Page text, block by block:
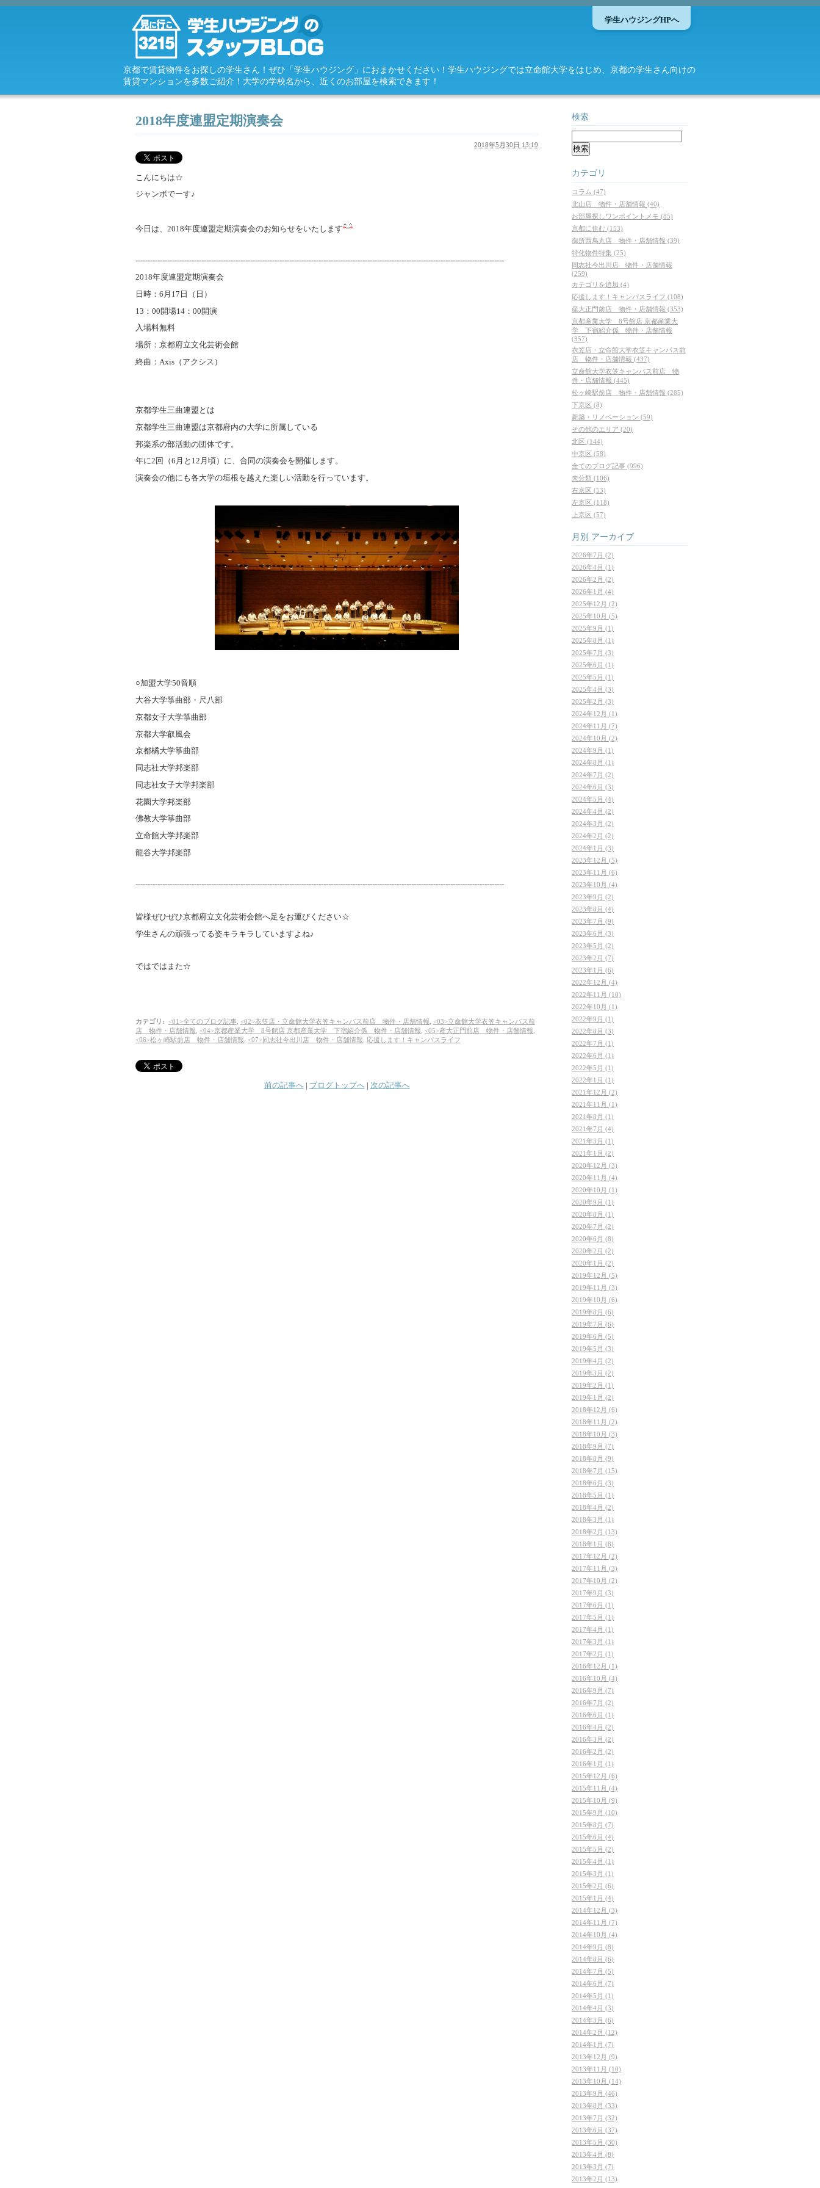
京都で賃貸物件をお探しの学生さん！ぜひ「学生ハウジング」におまかせください！学生ハウジングでは立命館大学をはじめ、京都の学生さん向けの
賃貸マンションを多数ご紹介！大学の学校名から、近くのお部屋を検索できます！
学生ハウジングHPへ
2018年度連盟定期演奏会
2018年5月30日 13:19
こんにちは☆
ジャンボでーす♪
今日は、2018年度連盟定期演奏会のお知らせをいたします
-------------------------------------------------------------------------------------------------------------------------------------------------------
2018年度連盟定期演奏会
日時：6月17日（日）
13：00開場14：00開演
入場料無料
場所：京都府立文化芸術会館
終曲：Axis（アクシス）
京都学生三曲連盟とは
京都学生三曲連盟は京都府内の大学に所属している
邦楽系の部活動の団体です。
年に2回（6月と12月頃）に、合同の演奏会を開催します。
演奏会の他にも各大学の垣根を越えた楽しい活動を行っています。
○加盟大学50音順
大谷大学箏曲部・尺八部
京都女子大学箏曲部
京都大学叡風会
京都橘大学箏曲部
同志社大学邦楽部
同志社女子大学邦楽部
花園大学邦楽部
佛教大学箏曲部
立命館大学邦楽部
龍谷大学邦楽部
-------------------------------------------------------------------------------------------------------------------------------------------------------
皆様ぜひぜひ京都府立文化芸術会館へ足をお運びください☆
学生さんの頑張ってる姿キラキラしていますよね♪
ではではまた☆
カテゴリ : <01>全てのブログ記事, <02>衣笠店・立命館大学衣笠キャンパス前店 物件・店舗情報
<03>立命館大学衣笠キャンパス前
店 物件・店舗情報
<04>京都産業大学 8号館店 京都産業大学 下宿紹介係 物件・店舗情報 <05>産大正門前店 物件・店舗情報
<06>松ヶ崎駅前店 物件・店舗情報
<07>同志社今出川店 物件・店舗情報 応援します！キャンパスライフ
前の記事へ| ブログトップへ| 次の記事へ
検索
カテゴリ
コラム (47)
北山店 物件・店舗情報 (40)
お部屋探しワンポイントメモ (85)
京都に住む (153)
御所西烏丸店 物件・店舗情報 (39)
特化物件特集 (25)
同志社今出川店 物件・店舗情報
(259)
カテゴリを追加 (4)
応援します！キャンパスライフ (108)
産大正門前店 物件・店舗情報 (353)
京都産業大学 8号館店 京都産業大
学 下宿紹介係 物件・店舗情報
(357)
衣笠店・立命館大学衣笠キャンパス前
店 物件・店舗情報 (437)
立命館大学衣笠キャンパス前店 物
件・店舗情報 (445)
松ヶ崎駅前店 物件・店舗情報 (285)
下京区 (8)
新築・リノベーション (59)
その他のエリア (20)
北区 (144)
中京区 (58)
全てのブログ記事 (996)
未分類 (106)
右京区 (53)
左京区 (118)
上京区 (57)
月別 アーカイブ
2026年7月 (2)
2026年4月 (1)
2026年2月 (2)
2026年1月 (4)
2025年12月 (2)
2025年10月 (5)
2025年9月 (1)
2025年8月 (1)
2025年7月 (3)
2025年6月 (1)
2025年5月 (1)
2025年4月 (3)
2025年2月 (3)
2024年12月 (1)
2024年11月 (7)
2024年10月 (2)
2024年9月 (1)
2024年8月 (1)
2024年7月 (2)
2024年6月 (3)
2024年5月 (4)
2024年4月 (2)
2024年3月 (2)
2024年2月 (2)
2024年1月 (3)
2023年12月 (5)
2023年11月 (6)
2023年10月 (4)
2023年9月 (2)
2023年8月 (4)
2023年7月 (9)
2023年6月 (3)
2023年5月 (2)
2023年2月 (7)
2023年1月 (6)
2022年12月 (4)
2022年11月 (10)
2022年10月 (1)
2022年9月 (1)
2022年8月 (3)
2022年7月 (1)
2022年6月 (1)
2022年5月 (1)
2022年1月 (1)
2021年12月 (2)
2021年11月 (1)
2021年8月 (1)
2021年7月 (4)
2021年3月 (1)
2021年1月 (2)
2020年12月 (3)
2020年11月 (4)
2020年10月 (1)
2020年9月 (1)
2020年8月 (1)
2020年7月 (2)
2020年6月 (8)
2020年2月 (2)
2020年1月 (2)
2019年12月 (5)
2019年11月 (3)
2019年10月 (6)
2019年8月 (6)
2019年7月 (6)
2019年6月 (5)
2019年5月 (3)
2019年4月 (2)
2019年3月 (2)
2019年2月 (1)
2019年1月 (2)
2018年12月 (6)
2018年11月 (2)
2018年10月 (3)
2018年9月 (7)
2018年8月 (9)
2018年7月 (15)
2018年6月 (3)
2018年5月 (1)
2018年4月 (2)
2018年3月 (1)
2018年2月 (13)
2018年1月 (8)
2017年12月 (2)
2017年11月 (3)
2017年10月 (2)
2017年9月 (3)
2017年6月 (1)
2017年5月 (1)
2017年4月 (1)
2017年3月 (1)
2017年2月 (1)
2016年12月 (1)
2016年10月 (4)
2016年9月 (7)
2016年7月 (2)
2016年6月 (1)
2016年4月 (2)
2016年3月 (2)
2016年2月 (2)
2016年1月 (1)
2015年12月 (6)
2015年11月 (4)
2015年10月 (9)
2015年9月 (10)
2015年8月 (7)
2015年6月 (4)
2015年5月 (2)
2015年4月 (1)
2015年3月 (1)
2015年2月 (6)
2015年1月 (4)
2014年12月 (3)
2014年11月 (7)
2014年10月 (4)
2014年9月 (8)
2014年8月 (6)
2014年7月 (5)
2014年6月 (7)
2014年5月 (1)
2014年4月 (3)
2014年3月 (6)
2014年2月 (12)
2014年1月 (7)
2013年12月 (9)
2013年11月 (10)
2013年10月 (14)
2013年9月 (46)
2013年8月 (33)
2013年7月 (32)
2013年6月 (37)
2013年5月 (30)
2013年4月 (8)
2013年3月 (7)
2013年2月 (13)